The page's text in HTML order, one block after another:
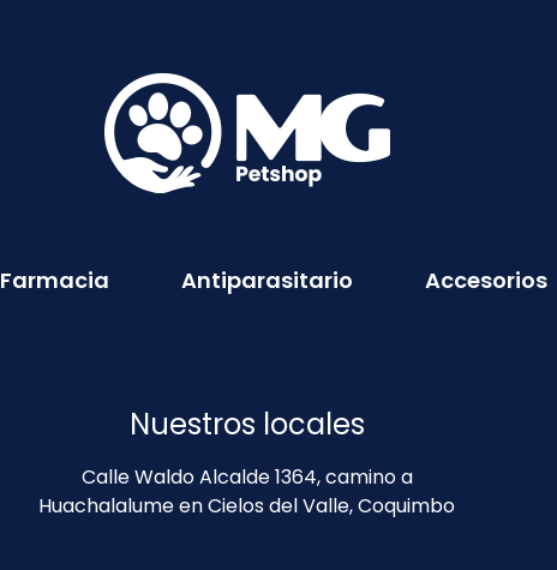
Farmacia Antiparasitario Accesorios
Nuestros locales
Calle Waldo Alcalde 1364, camino a
Huachalalume en Cielos del Valle, Coquimbo